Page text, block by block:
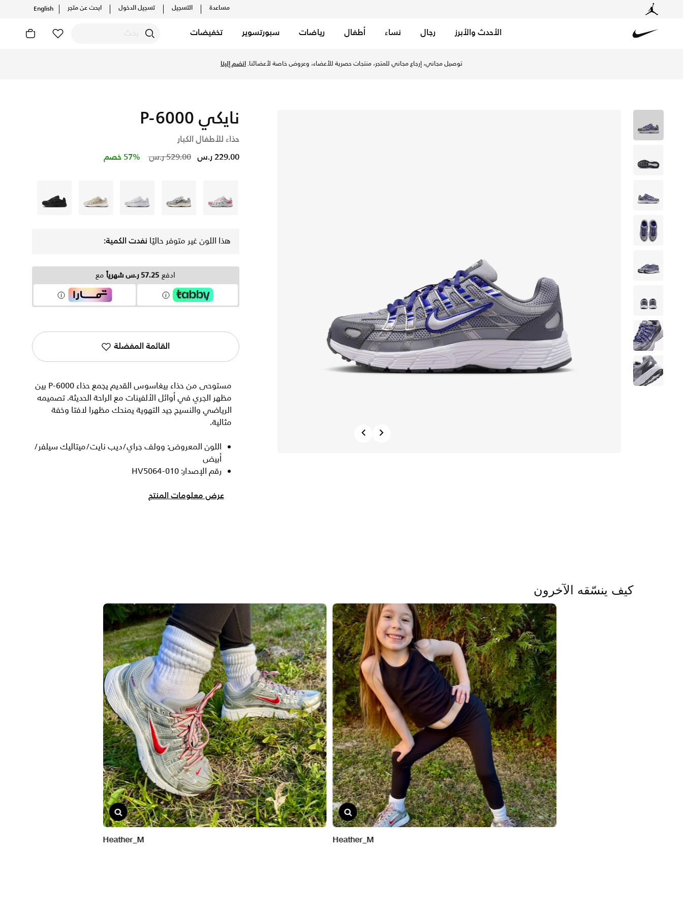
مساعدة التسجيل تسجيل الدخول ابحث عن متجر English
الأحدث والأبرز رجال نساء أطفال رياضات سبورتسوير تخفيضات
توصيل مجاني، إرجاع مجاني للمتجر، منتجات حصرية للأعضاء، وعروض خاصة لأعضائنا.انضم إلينا
Next
نايكي P-6000
حذاء للأطفال الكبار
Price reduced from
529.00 ر.س to 229.00 ر.س 57% خصم
أبيض رمادي رمادي رمادي رمادي
هذا اللون غير متوفر حاليًا نفدت الكمية:
ادفع 57.25 ر.س شهرياً مع
القائمة المفضلة
مستوحى من حذاء بيغاسوس القديم يجمع حذاء P-6000 بين
مظهر الجري في أوائل الألفينات مع الراحة الحديثة. تصميمه
الرياضي والنسيج جيد التهوية يمنحك مظهرا لافتا وخفة
مثالية.
اللون المعروض: وولف جراي/ديب نايت/ميتاليك سيلفر/
أبيض
رقم الإصدار: HV5064-010
عرض معلومات المنتج